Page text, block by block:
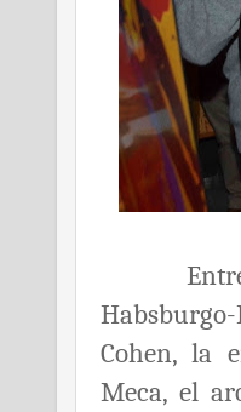
Entre los
Cohen, la
Meca, el